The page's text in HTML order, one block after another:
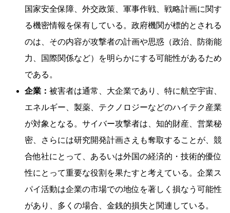
国家安全保障、外交政策、軍事作戦、戦略計画に関す
る機密情報を保有している。政府機関が標的とされる
のは、その内容が攻撃者の計画や思惑（政治、防衛能
力、国際関係など）を明らかにする可能性があるため
である。
企業： 被害者は通常、大企業であり、特に航空宇宙、
エネルギー、製薬、テクノロジーなどのハイテク産業
が対象となる。サイバー攻撃者は、知的財産、営業秘
密、さらには研究開発計画さえも奪取することが、競
合他社にとって、あるいは外国の経済的・技術的優位
性にとって重要な役割を果たすと考えている。企業ス
パイ活動は企業の市場での地位を著しく損なう可能性
があり、多くの場合、金銭的損失と関連している。